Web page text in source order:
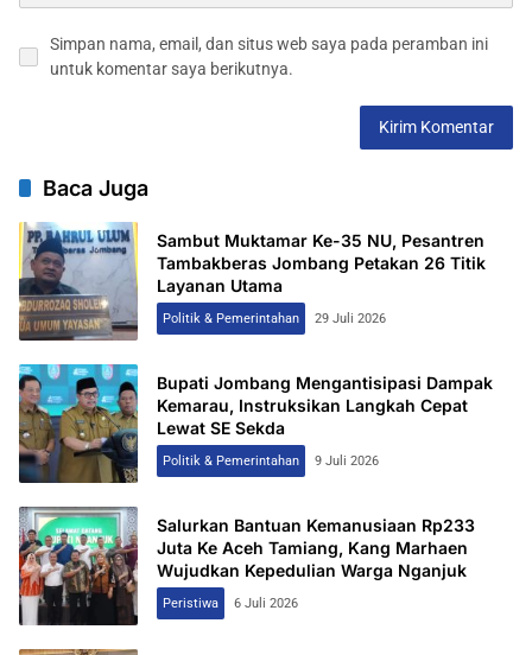
Simpan nama, email, dan situs web saya pada peramban ini
untuk komentar saya berikutnya.
Baca Juga
Sambut Muktamar Ke-35 NU, Pesantren
Tambakberas Jombang Petakan 26 Titik
Layanan Utama
Politik & Pemerintahan 29 Juli 2026
Bupati Jombang Mengantisipasi Dampak
Kemarau, Instruksikan Langkah Cepat
Lewat SE Sekda
Politik & Pemerintahan 9 Juli 2026
Salurkan Bantuan Kemanusiaan Rp233
Juta Ke Aceh Tamiang, Kang Marhaen
Wujudkan Kepedulian Warga Nganjuk
Peristiwa 6 Juli 2026